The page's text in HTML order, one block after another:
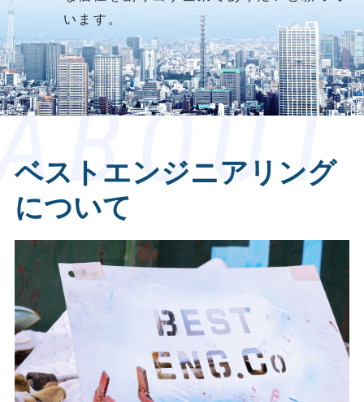
います。
ベストエンジニアリング
について